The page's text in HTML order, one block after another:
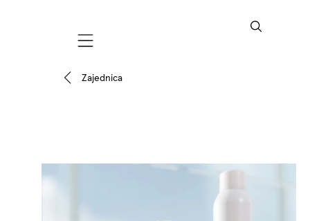
Mobile navigation
Zajednica